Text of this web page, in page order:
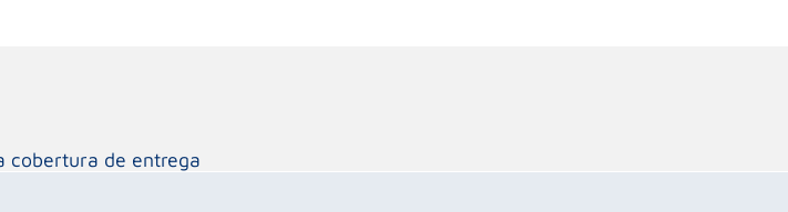
cobertura de entrega